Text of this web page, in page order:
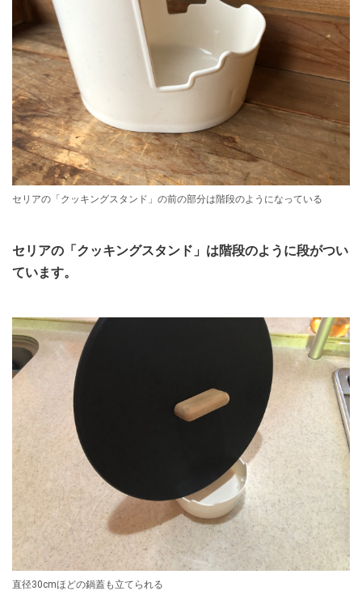
セリアの「クッキングスタンド」の前の部分は階段のようになっている
セリアの「クッキングスタンド」は階段のように段がつい
ています。
直径30cmほどの鍋蓋も立てられる